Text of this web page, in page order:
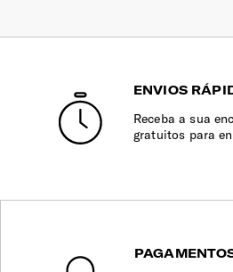
ENVIOS
Receba a sua
gratuitos para